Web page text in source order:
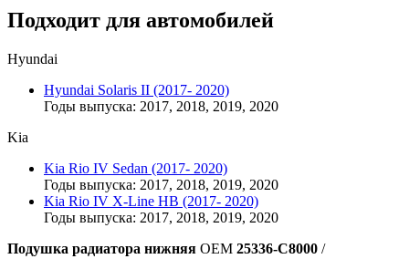
Подходит для автомобилей
Hyundai
Hyundai Solaris II (2017- 2020)
Годы выпуска: 2017, 2018, 2019, 2020
Kia
Kia Rio IV Sedan (2017- 2020)
Годы выпуска: 2017, 2018, 2019, 2020
Kia Rio IV X-Line HB (2017- 2020)
Годы выпуска: 2017, 2018, 2019, 2020
Подушка радиатора нижняя OEM 25336-C8000 /